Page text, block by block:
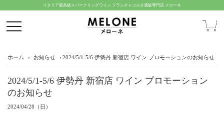
イタリア最高級スパークリングワイン フランチャコルタ通販専門店 メローネ
ホーム お知らせ 2024/5/1-5/6 伊勢丹 新宿店 ワイン プロモーションのお知らせ
2024/5/1-5/6 伊勢丹 新宿店 ワイン プロモーション
のお知らせ
2024/04/28（日）